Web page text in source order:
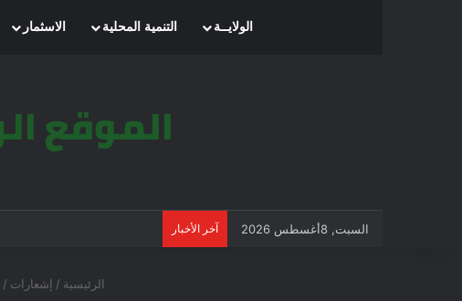
الرئيسيةالولايــة التنمية المحلية الاسثمار
السبت, 8أغسطس 2026 آخر الأخبار
الرئيسية / إشعارات /